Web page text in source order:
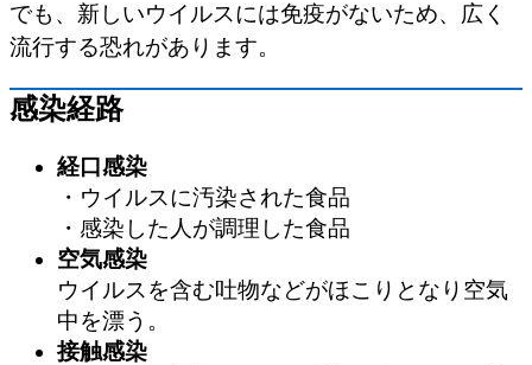
でも、新しいウイルスには免疫がないため、広く
流行する恐れがあります。
感染経路
経口感染
・ウイルスに汚染された食品
・感染した人が調理した食品
空気感染
ウイルスを含む吐物などがほこりとなり空気
中を漂う。
接触感染